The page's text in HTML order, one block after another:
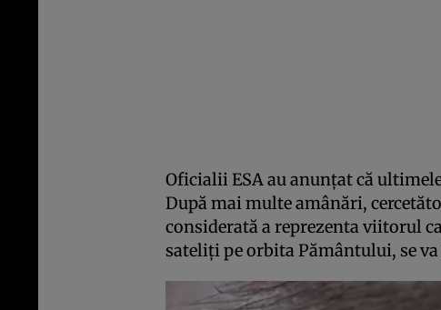
Oficialii ESA au anunțat că
După mai multe amânări,
considerată a reprezenta viitorul
sateliți pe orbita Pământului, se